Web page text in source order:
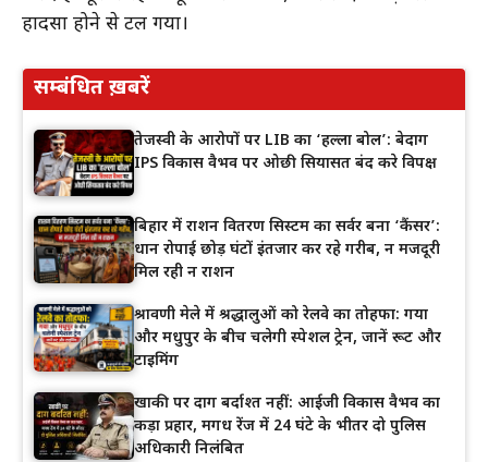
हादसा होने से टल गया।
सम्बंधित ख़बरें
तेजस्वी के आरोपों पर LIB का ‘हल्ला बोल’: बेदाग
IPS विकास वैभव पर ओछी सियासत बंद करे विपक्ष
बिहार में राशन वितरण सिस्टम का सर्वर बना ‘कैंसर’:
धान रोपाई छोड़ घंटों इंतजार कर रहे गरीब, न मजदूरी
मिल रही न राशन
श्रावणी मेले में श्रद्धालुओं को रेलवे का तोहफा: गया
और मधुपुर के बीच चलेगी स्पेशल ट्रेन, जानें रूट और
टाइमिंग
खाकी पर दाग बर्दाश्त नहीं: आईजी विकास वैभव का
कड़ा प्रहार, मगध रेंज में 24 घंटे के भीतर दो पुलिस
अधिकारी निलंबित